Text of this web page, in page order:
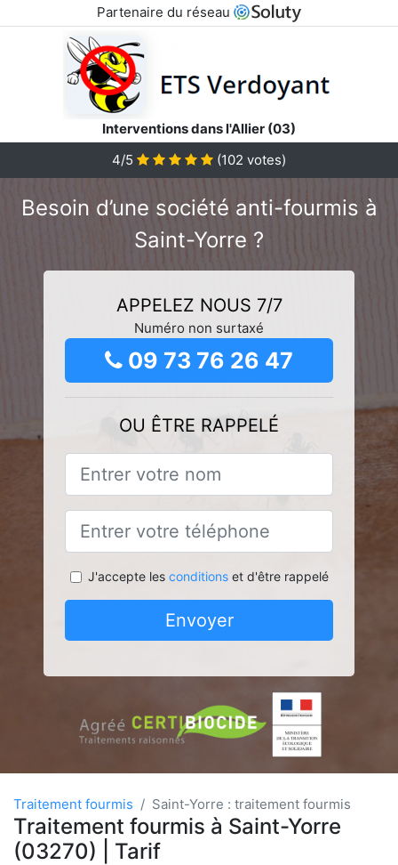
Partenaire du réseau
Interventions dans l'Allier (03)
4/5
(102 votes)
Besoin d’une société anti-fourmis à
Saint-Yorre ?
APPELEZ NOUS 7/7
Numéro non surtaxé
09 73 76 26 47
OU ÊTRE RAPPELÉ
J'accepte les conditionset d'être rappelé
Envoyer
Traitement fourmis Saint-Yorre : traitement fourmis
Traitement fourmis à Saint-Yorre
(03270) | Tarif